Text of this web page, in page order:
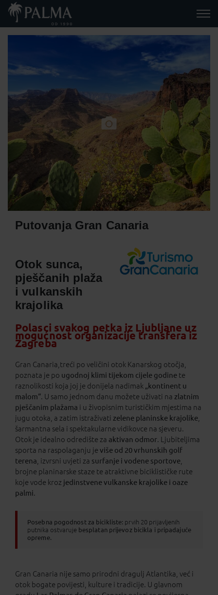
Putovanja Gran Canaria
Otok sunca,
pješčanih plaža
i vulkanskih
krajolika
Polasci svakog petka iz Ljubljane uz
mogućnost organizacije transfera iz
Zagreba
Gran Canaria,treći po veličini otok Kanarskog otočja,
poznata je po ugodnoj klimi tijekom cijele godine te
raznolikosti koja joj je donijela nadimak „kontinent u
malom“. U samo jednom danu možete uživati na zlatnim
pješčanim plažama i u živopisnim turističkim mjestima na
jugu otoka, a zatim istraživati zelene planinske krajolike
šarmantna sela i spektakularne vidikovce na sjeveru.
Otok je idealno odredište za aktivan odmor. Ljubiteljima
sporta na raspolaganju je više od 20 vrhunskih golf
terena , izvrsni uvjeti za surfanje i vodene sportove
brojne planinarske staze te atraktivne biciklističke rute
koje vode kroz jedinstvene vulkanske krajolike i oaze
palmi.
Posebna pogodnost za bicikliste: prvih 20 prijavljenih
putnika ostvaruje besplatan prijevoz bicikla i pripadajuće
opreme.
Gran Canaria nije samo prirodni dragulj Atlantika, već i
otok bogate povijesti, kulture i tradicije. U glavnom